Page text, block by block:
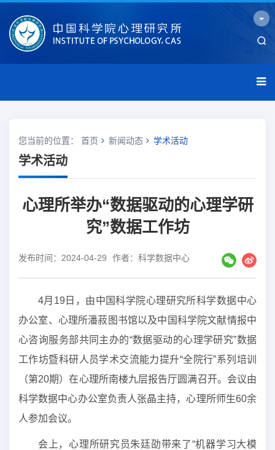
您当前的位置： 首页 新闻动态 学术活动
学术活动
心理所举办“数据驱动的心理学研
究”数据工作坊
发布时间：2024-04-29 作者：科学数据中心
4月19日，由中国科学院心理研究所科学数据中心
办公室、心理所潘菽图书馆以及中国科学院文献情报中
心咨询服务部共同主办的“数据驱动的心理学研究”数据
工作坊暨科研人员学术交流能力提升“全院行”系列培训
（第20期）在心理所南楼九层报告厅圆满召开。会议由
科学数据中心办公室负责人张晶主持，心理所师生60余
人参加会议。
会上，心理所研究员朱廷劭带来了“机器学习大模